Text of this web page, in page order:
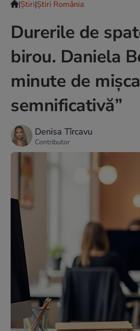
|Ştiri|Știri România
Durerile de
birou. Daniela
minute de
semnificativă”
Denisa Tîrcavu
Contributor